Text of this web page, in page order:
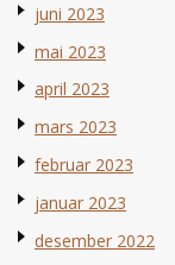
juni 2023
mai 2023
april 2023
mars 2023
februar 2023
januar 2023
desember 2022